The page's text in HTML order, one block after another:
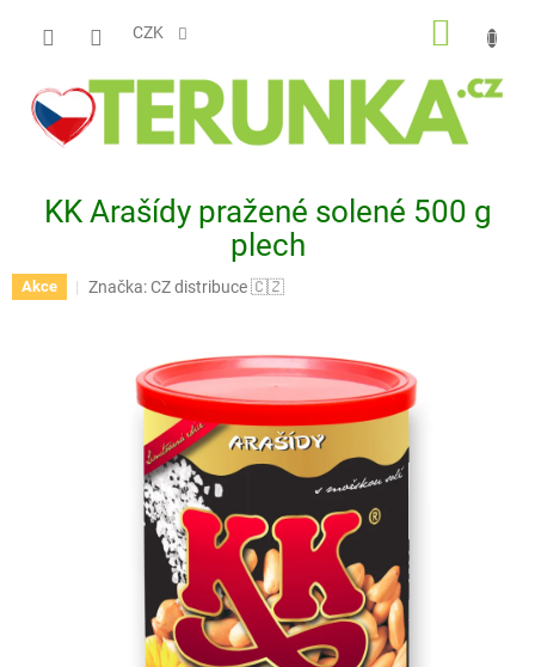
CZK
KK Arašídy pražené solené 500 g
plech
Akce Značka:CZ distribuce 🇨🇿